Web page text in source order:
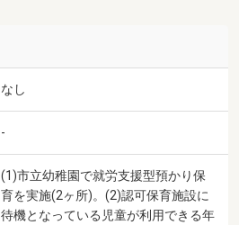
なし
-
(1)市立幼稚園で就労支援型預かり保
育を実施(2ヶ所)。(2)認可保育施設に
待機となっている児童が利用できる年